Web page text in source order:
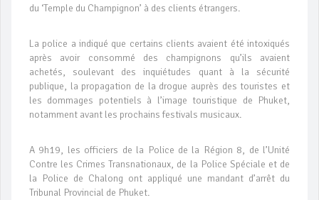
du ‘Temple du Champignon’ à des clients étrangers.
La police a indiqué que certains clients avaient été intoxiqués
après avoir consommé des champignons qu’ils avaient
achetés, soulevant des inquiétudes quant à la sécurité
publique, la propagation de la drogue auprès des touristes et
les dommages potentiels à l’image touristique de Phuket,
notamment avant les prochains festivals musicaux.
A 9h19, les officiers de la Police de la Région 8, de l’Unité
Contre les Crimes Transnationaux, de la Police Spéciale et de
la Police de Chalong ont appliqué une mandant d’arrêt du
Tribunal Provincial de Phuket.